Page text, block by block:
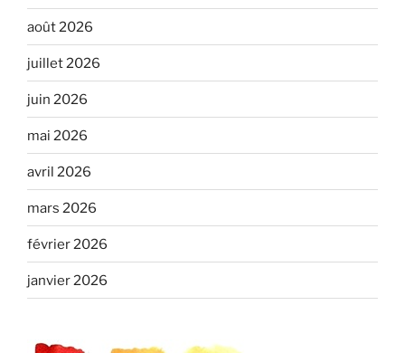
août 2026
juillet 2026
juin 2026
mai 2026
avril 2026
mars 2026
février 2026
janvier 2026